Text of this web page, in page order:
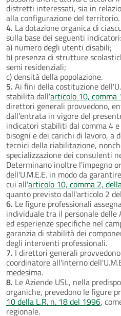
distretti interessati, sia in
alla configurazione del territorio.
4. La dotazione organica di
sulla base dei seguenti indicatori:
a) numero degli utenti disabili;
b) presenza di strutture
semi residenziali;
c) densità della popolazione.
5. Ai fini della costituzione
stabilita dall'articolo 10, comma
direttori generali provvedono,
dall'entrata in vigore del
indicatori stabiliti dal comma 4
bisogni e dei carichi di lavoro, a
tecnici della riabilitazione,
specializzazione dei consulenti
Determinano inoltre l'impegno
dell'U.M.E.E. in modo da
cui all'articolo 10, comma 2,
quanto previsto dall'articolo 2
6. Le figure professionali
individuale tra il personale delle
ed esperienze specifiche nel
garanzia di stabilità dei
degli interventi professionali.
7. I direttori generali
coordinatore all'interno
medesima.
8. Le Aziende USL, nella
organiche, prevedono le figure
10 della L.R. n. 18 del 1996,
regionale.